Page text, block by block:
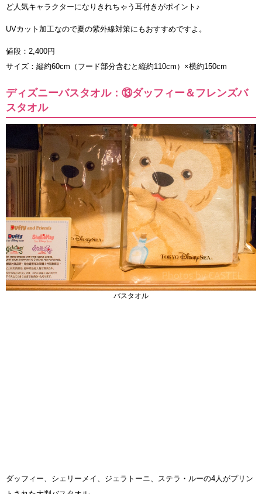
ど人気キャラクターになりきれちゃう耳付きがポイント♪
UVカット加工なので夏の紫外線対策にもおすすめですよ。
値段：2,400円
サイズ：縦約60cm（フード部分含むと縦約110cm）×横約150cm
ディズニーバスタオル：⑬ダッフィー＆フレンズバ
スタオル
バスタオル
ダッフィー、シェリーメイ、ジェラトーニ、ステラ・ルーの4人がプリン